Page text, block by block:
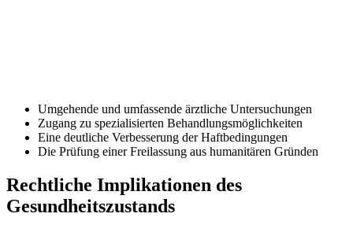
Umgehende und umfassende ärztliche Untersuchungen
Zugang zu spezialisierten Behandlungsmöglichkeiten
Eine deutliche Verbesserung der Haftbedingungen
Die Prüfung einer Freilassung aus humanitären Gründen
Rechtliche Implikationen des
Gesundheitszustands